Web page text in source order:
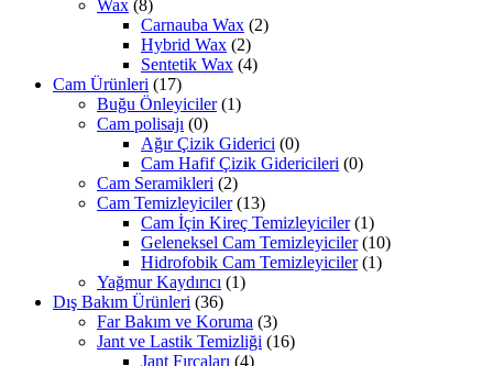
Wax (8)
Carnauba Wax (2)
Hybrid Wax (2)
Sentetik Wax (4)
Cam Ürünleri (17)
Buğu Önleyiciler (1)
Cam polisajı (0)
Ağır Çizik Giderici (0)
Cam Hafif Çizik Gidericileri (0)
Cam Seramikleri (2)
Cam Temizleyiciler (13)
Cam İçin Kireç Temizleyiciler (1)
Geleneksel Cam Temizleyiciler (10)
Hidrofobik Cam Temizleyiciler (1)
Yağmur Kaydırıcı (1)
Dış Bakım Ürünleri (36)
Far Bakım ve Koruma (3)
Jant ve Lastik Temizliği (16)
Jant Fırçaları (4)